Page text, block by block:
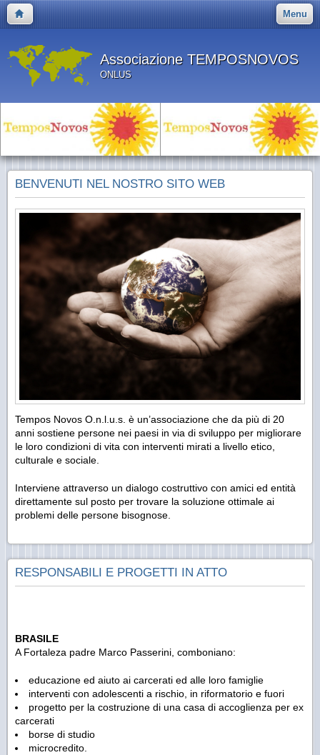
Menu
Associazione TEMPOSNOVOS
ONLUS
BENVENUTI NEL NOSTRO SITO WEB
Tempos Novos O.n.l.u.s. è un’associazione che da più di 20
anni sostiene persone nei paesi in via di sviluppo per migliorare
le loro condizioni di vita con interventi mirati a livello etico,
culturale e sociale.
Interviene attraverso un dialogo costruttivo con amici ed entità
direttamente sul posto per trovare la soluzione ottimale ai
problemi delle persone bisognose.
RESPONSABILI E PROGETTI IN ATTO
BRASILE
A Fortaleza padre Marco Passerini, comboniano:
educazione ed aiuto ai carcerati ed alle loro famiglie
interventi con adolescenti a rischio, in riformatorio e fuori
progetto per la costruzione di una casa di accoglienza per ex
carcerati
borse di studio
microcredito.